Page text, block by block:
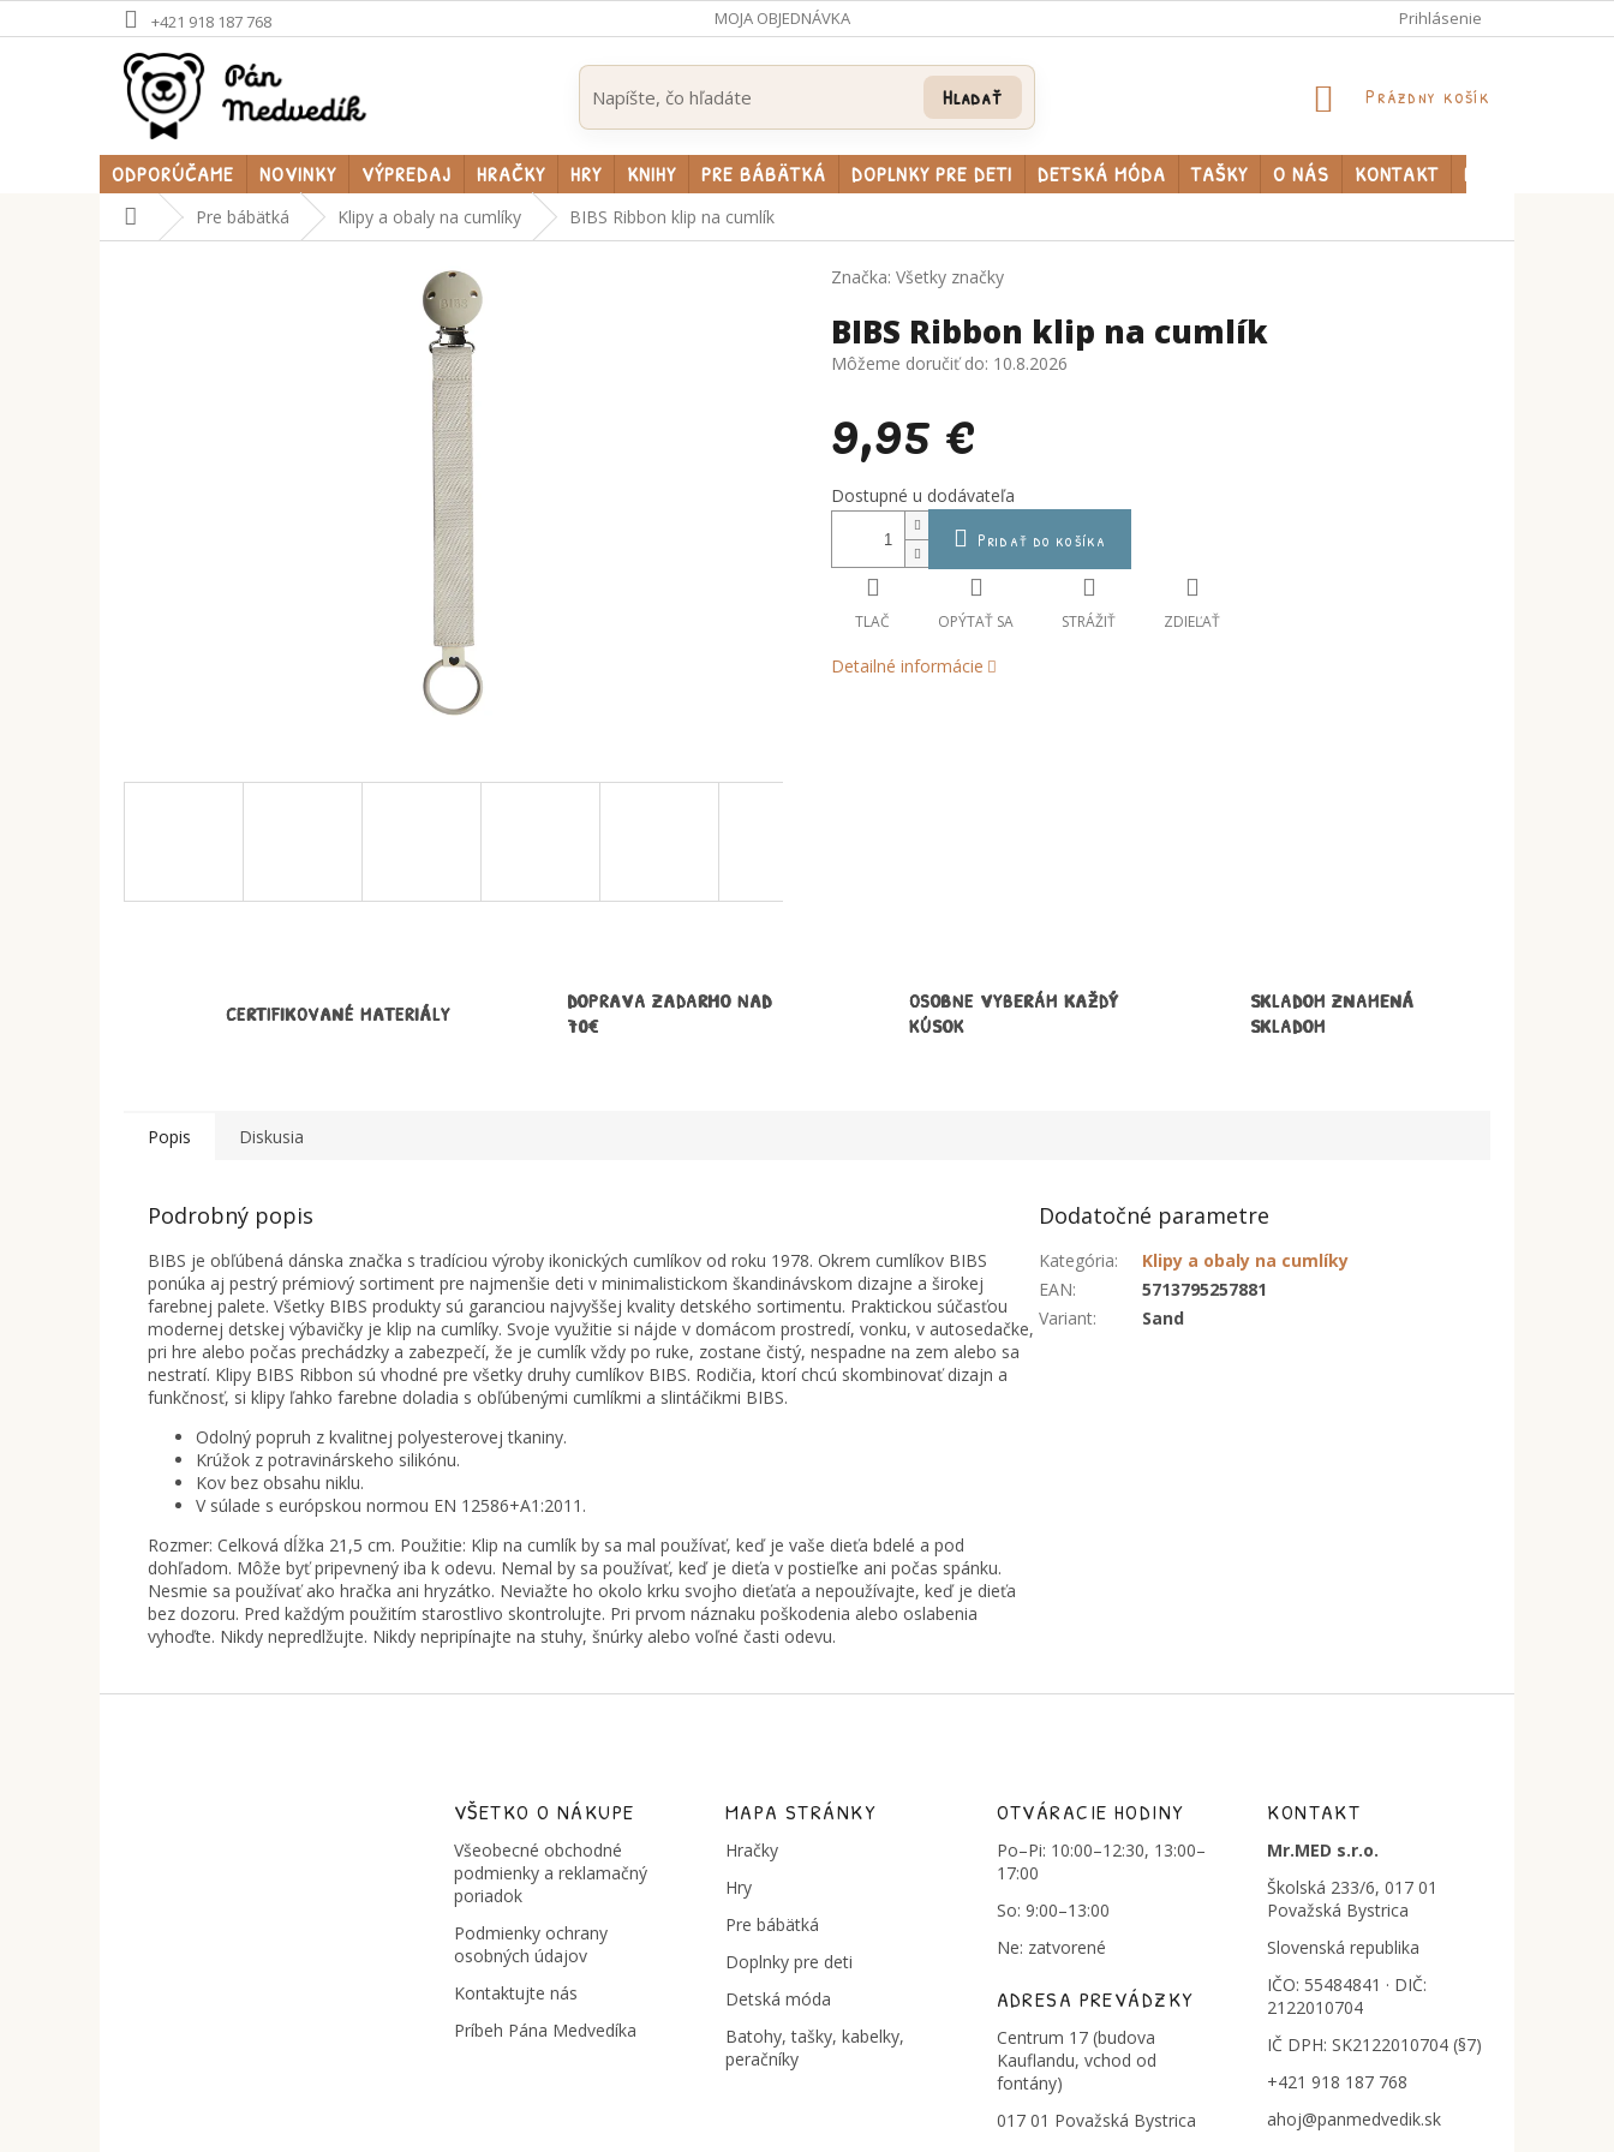
na
+421 918 187 768 MOJA OBJEDNÁVKA Prihlásenie
Hľadať
NÁKUPNÝ
Prázdny košík
ODPORÚČAME NOVINKY VÝPREDAJ HRAČKY HRY KNIHY PRE BÁBÄTKÁ DOPLNKY PRE DETI DETSKÁ MÓDA TAŠKY O NÁS KONTAKT PREDÁVANÉ
DomovPre bábätká Klipy a obaly na cumlíky BIBS Ribbon klip na cumlík
Značka: Všetky značky
BIBS Ribbon klip na cumlík
9,95 €
Jednotková
cena:
Dostupné u dodávateľa
Môžeme doručiť do: 10.8.2026
Pridať do košíka
Detailné informácie
TLAČ OPÝTAŤ SA STRÁŽIŤ ZDIEĽAŤ
CERTIFIKOVANÉ MATERIÁLY
DOPRAVA ZADARMO NAD
70€
OSOBNE VYBERÁM KAŽDÝ
KÚSOK
SKLADOM ZNAMENÁ
SKLADOM
Popis Diskusia
Podrobný popis
BIBS je obľúbená dánska značka s tradíciou výroby ikonických cumlíkov od roku 1978. Okrem cumlíkov BIBS
ponúka aj pestrý prémiový sortiment pre najmenšie deti v minimalistickom škandinávskom dizajne a širokej
farebnej palete. Všetky BIBS produkty sú garanciou najvyššej kvality detského sortimentu. Praktickou súčasťou
modernej detskej výbavičky je klip na cumlíky. Svoje využitie si nájde v domácom prostredí, vonku, v autosedačke,
pri hre alebo počas prechádzky a zabezpečí, že je cumlík vždy po ruke, zostane čistý, nespadne na zem alebo sa
nestratí. Klipy BIBS Ribbon sú vhodné pre všetky druhy cumlíkov BIBS. Rodičia, ktorí chcú skombinovať dizajn a
funkčnosť, si klipy ľahko farebne doladia s obľúbenými cumlíkmi a slintáčikmi BIBS.
Odolný popruh z kvalitnej polyesterovej tkaniny.
Krúžok z potravinárskeho silikónu.
Kov bez obsahu niklu.
V súlade s európskou normou EN 12586+A1:2011.
Rozmer: Celková dĺžka 21,5 cm. Použitie: Klip na cumlík by sa mal používať, keď je vaše dieťa bdelé a pod
dohľadom. Môže byť pripevnený iba k odevu. Nemal by sa používať, keď je dieťa v postieľke ani počas spánku.
Nesmie sa používať ako hračka ani hryzátko. Neviažte ho okolo krku svojho dieťaťa a nepoužívajte, keď je dieťa
bez dozoru. Pred každým použitím starostlivo skontrolujte. Pri prvom náznaku poškodenia alebo oslabenia
vyhoďte. Nikdy nepredlžujte. Nikdy nepripínajte na stuhy, šnúrky alebo voľné časti odevu.
Dodatočné parametre
Kategória:
Klipy a obaly na cumlíky
EAN:
5713795257881
Variant: Sand
VŠETKO O NÁKUPE
Všeobecné obchodné
podmienky a reklamačný
poriadok
Podmienky ochrany
osobných údajov
Kontaktujte nás
Príbeh Pána Medvedíka
MAPA STRÁNKY
Hračky
Hry
Pre bábätká
Doplnky pre deti
Detská móda
Batohy, tašky, kabelky,
peračníky
OTVÁRACIE HODINY
Po–Pi: 10:00–12:30, 13:00–
17:00
So: 9:00–13:00
Ne: zatvorené
ADRESA PREVÁDZKY
Centrum 17 (budova
Kauflandu, vchod od
fontány)
017 01 Považská Bystrica
KONTAKT
Mr.MED s.r.o.
Školská 233/6, 017 01
Považská Bystrica
Slovenská republika
IČO: 55484841 · DIČ:
2122010704
IČ DPH: SK2122010704 (§7)
+421 918 187 768
ahoj@panmedvedik.sk